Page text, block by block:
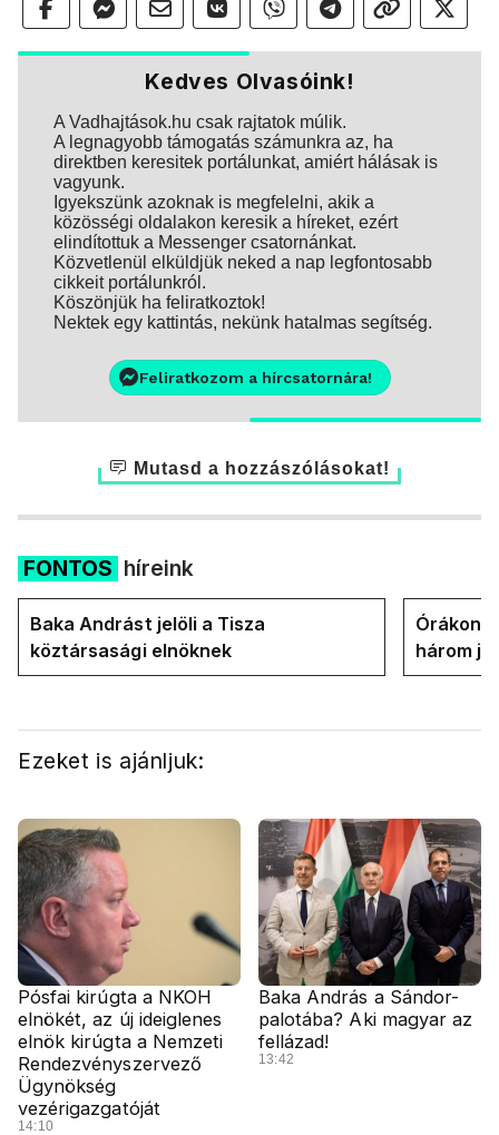
Kedves Olvasóink!
A Vadhajtások.hu csak rajtatok múlik.
A legnagyobb támogatás számunkra az, ha
direktben keresitek portálunkat, amiért hálásak is
vagyunk.
Igyekszünk azoknak is megfelelni, akik a
közösségi oldalakon keresik a híreket, ezért
elindítottuk a Messenger csatornánkat.
Közvetlenül elküldjük neked a nap legfontosabb
cikkeit portálunkról.
Köszönjük ha feliratkoztok!
Nektek egy kattintás, nekünk hatalmas segítség.
Feliratkozom a hírcsatornára!
Mutasd a hozzászólásokat!
FONTOS híreink
Baka Andrást jelöli a Tisza
köztársasági elnöknek
Órákon
három
államfőt
Ezeket is ajánljuk:
Pósfai kirúgta a NKOH
elnökét, az új ideiglenes
elnök kirúgta a Nemzeti
Rendezvényszervező
Ügynökség
vezérigazgatóját
14:10
Baka András a Sándor-
palotába? Aki magyar az
fellázad!
13:42